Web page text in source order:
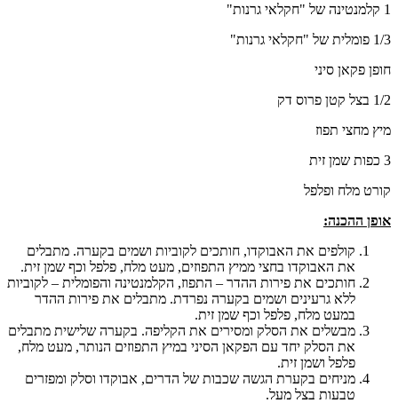
1 קלמנטינה של "חקלאי גרנות"
1/3 פומלית של "חקלאי גרנות"
חופן פקאן סיני
1/2 בצל קטן פרוס דק
מיץ מחצי תפוז
3 כפות שמן זית
קורט מלח ופלפל
אופן ההכנה:
קולפים את האבוקדו, חותכים לקוביות ושמים בקערה. מתבלים
את האבוקדו בחצי ממיץ התפוזים, מעט מלח, פלפל וכף שמן זית.
חותכים את פירות ההדר – התפוז, הקלמנטינה והפומלית – לקוביות
ללא גרעינים ושמים בקערה נפרדת. מתבלים את פירות ההדר
במעט מלח, פלפל וכף שמן זית.
מבשלים את הסלק ומסירים את הקליפה. בקערה שלישית מתבלים
את הסלק יחד עם הפקאן הסיני במיץ התפוזים הנותר, מעט מלח,
פלפל ושמן זית.
מניחים בקערת הגשה שכבות של הדרים, אבוקדו וסלק ומפזרים
טבעות בצל מעל.